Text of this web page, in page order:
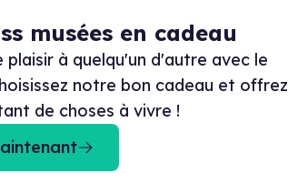
musées en cadeau
plaisir à quelqu'un d'autre avec le
notre bon cadeau et offrez
de choses à vivre !